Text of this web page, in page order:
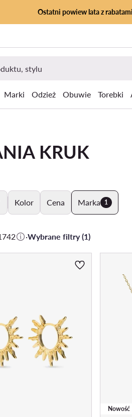
Ostatni powiew lata z
Marki Odzież Obuwie Torebki
KRUK
Kolor Cena Marka 1
·Wybrane filtry (1)
Nowość